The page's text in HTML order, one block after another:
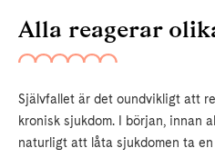
Alla reagerar
Självfallet är det oundvikligt att
kronisk sjukdom. I början, innan
naturligt att låta sjukdomen ta